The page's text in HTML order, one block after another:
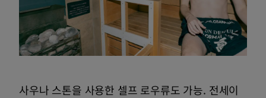
사우나 스톤을 사용한 셀프 로우류도 가능. 전세이